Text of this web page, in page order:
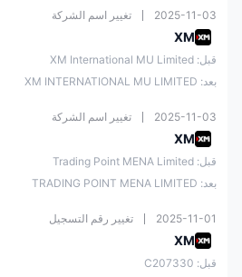
2025-11-03 تغيير اسم الشركة
XM
قبل: XM International MU Limited
بعد: XM INTERNATIONAL MU LIMITED
2025-11-03 تغيير اسم الشركة
XM
قبل: Trading Point MENA Limited
بعد: TRADING POINT MENA LIMITED
2025-11-01 تغيير رقم التسجيل
XM
قبل: C207330